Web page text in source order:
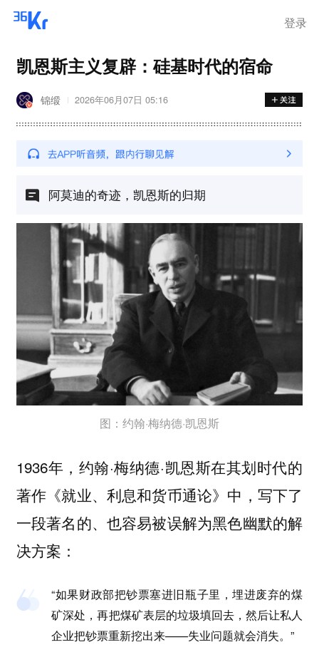
登录
凯恩斯主义复辟：硅基时代的宿命
锦缎 2026年06月07日 05:16
阿莫迪的奇迹，凯恩斯的归期
图：约翰·梅纳德·凯恩斯
1936年，约翰·梅纳德·凯恩斯在其划时代的
著作《就业、利息和货币通论》中，写下了
一段著名的、也容易被误解为黑色幽默的解
决方案：
“如果财政部把钞票塞进旧瓶子里，埋进废弃的煤
矿深处，再把煤矿表层的垃圾填回去，然后让私人
企业把钞票重新挖出来——失业问题就会消失。”